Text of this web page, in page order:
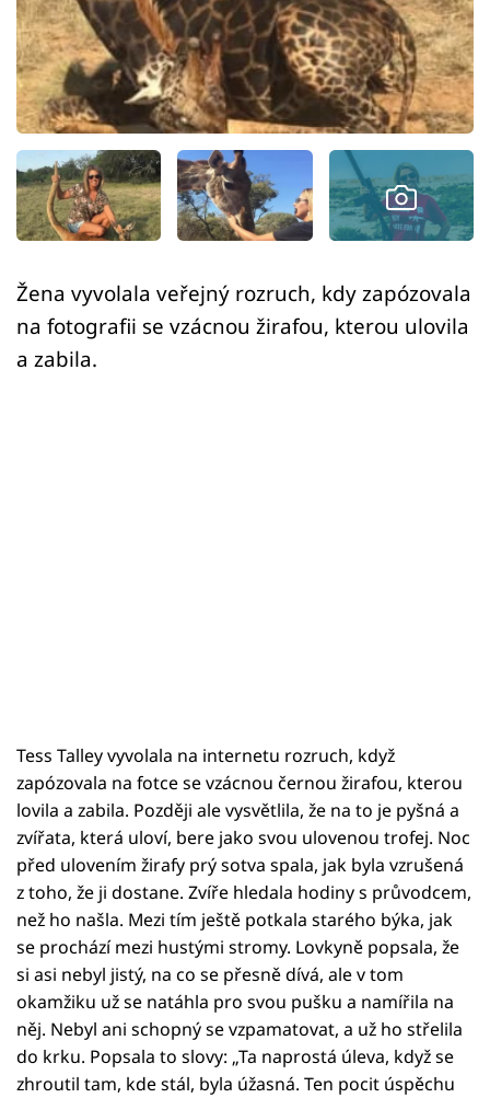
Videa
Sledujte prima+
Přihlášení
Sledujte nás
Žena vyvolala veřejný rozruch, kdy zapózovala
na fotografii se vzácnou žirafou, kterou ulovila
a zabila.
Tess Talley vyvolala na internetu rozruch, když
zapózovala na fotce se vzácnou černou žirafou, kterou
lovila a zabila. Později ale vysvětlila, že na to je pyšná a
zvířata, která uloví, bere jako svou ulovenou trofej. Noc
před ulovením žirafy prý sotva spala, jak byla vzrušená
z toho, že ji dostane. Zvíře hledala hodiny s průvodcem,
než ho našla. Mezi tím ještě potkala starého býka, jak
se prochází mezi hustými stromy. Lovkyně popsala, že
si asi nebyl jistý, na co se přesně dívá, ale v tom
okamžiku už se natáhla pro svou pušku a namířila na
něj. Nebyl ani schopný se vzpamatovat, a už ho střelila
do krku. Popsala to slovy: „Ta naprostá úleva, když se
zhroutil tam, kde stál, byla úžasná. Ten pocit úspěchu